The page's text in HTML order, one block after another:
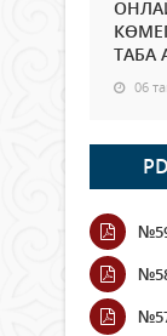
ТАБА
06
Open
06
Wi-Fi